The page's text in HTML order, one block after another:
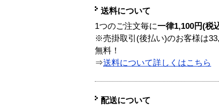
送料について
1つのご注文毎に一律1,100円(税
※売掛取引(後払い)のお客様は
無料！
⇒送料について詳しくはこちら
配送について